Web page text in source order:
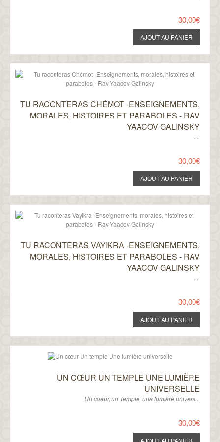
30,00€
TU RACONTERAS CHÉMOT -ENSEIGNEMENTS,
MORALES, HISTOIRES ET PARABOLES - RAV
YAACOV GALINSKY
.....
30,00€
TU RACONTERAS VAYIKRA -ENSEIGNEMENTS,
MORALES, HISTOIRES ET PARABOLES - RAV
YAACOV GALINSKY
.....
30,00€
UN CŒUR UN TEMPLE UNE LUMIÈRE
UNIVERSELLE
Un coeur, un Temple, une lumière univers...
30,00€